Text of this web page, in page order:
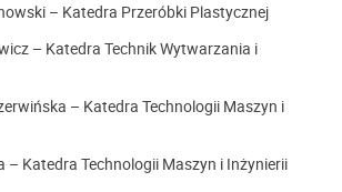
– Katedra Przeróbki Plastycznej
– Katedra Technik Wytwarzania i
– Katedra Technologii Maszyn i
– Katedra Technologii Maszyn i Inżynierii